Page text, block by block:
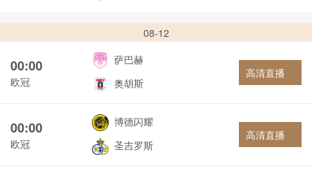
08-12
00:00
欧冠
萨巴赫
奥胡斯
高清直播
00:00
欧冠
博德闪耀
圣吉罗斯
高清直播